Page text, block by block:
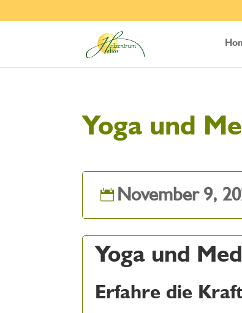
Yoga und
November 9,
Yoga und
Erfahre die